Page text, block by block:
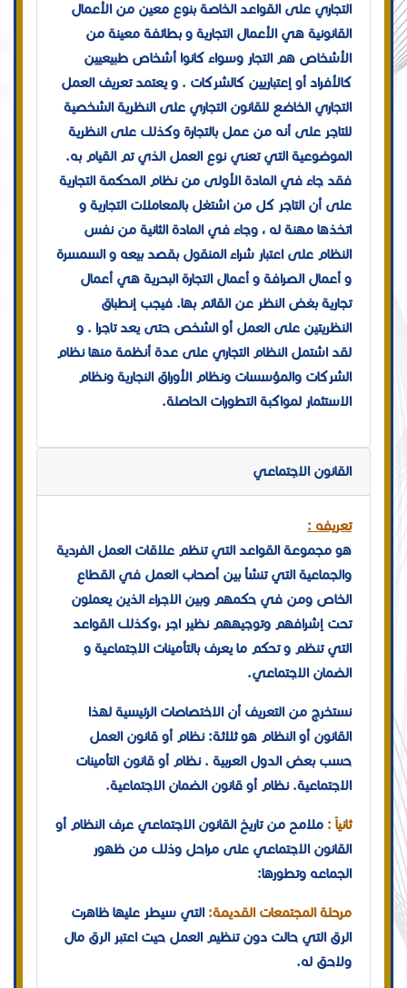
التجاري على القواعد الخاصة بنوع معين من الأعمال
القانونية هي الأعمال التجارية و بطائفة معينة من
الأشخاص هم التجار وسواء كانوا أشخاص طبيعيين
كالأفراد أو إعتباريين كالشركات . و يعتمد تعريف العمل
التجاري الخاضع للقانون التجاري على النظرية الشخصية
للتاجر على أنه من عمل بالتجارة وكذلك على النظرية
الموضوعية التي تعني نوع العمل الذي تم القيام به.
فقد جاء في المادة الأولى من نظام المحكمة التجارية
على أن التاجر كل من اشتغل بالمعاملات التجارية و
اتخذها مهنة له ، وجاء في المادة الثانية من نفس
النظام على اعتبار شراء المنقول بقصد بيعه و السمسرة
و أعمال الصرافة و أعمال التجارة البحرية هي أعمال
تجارية بغض النظر عن القائم بها. فيجب إنطباق
النظريتين على العمل أو الشخص حتى يعد تاجرا . و
لقد اشتمل النظام التجاري على عدة أنظمة منها نظام
الشركات والمؤسسات ونظام الأوراق النجارية ونظام
الاستثمار لمواكبة التطورات الحاصلة.
القانون الاجتماعي
تعريفه :
هو مجموعة القواعد التي تنظم علاقات العمل الفردية
والجماعية التي تنشأ بين أصحاب العمل في القطاع
الخاص ومن في حكمهم وبين الاجراء الذين يعملون
تحت إشرافهم وتوجيههم نظير اجر ،وكذلك القواعد
التي تنظم و تحكم ما يعرف بالتأمينات الاجتماعية و
الضمان الاجتماعي.
نستخرج من التعريف أن الاختصاصات الرئيسية لهذا
القانون أو النظام هو ثلاثة: نظام أو قانون العمل
حسب بعض الدول العربية . نظام أو قانون التأمينات
الاجتماعية. نظام أو قانون الضمان الاجتماعية.
ثانياً : ملامح من تاريخ القانون الاجتماعي عرف النظام أو
القانون الاجتماعي على مراحل وذلك من ظهور
الجماعه وتطورها:
مرحلة المجتمعات القديمة: التي سيطر عليها ظاهرت
الرق التي حالت دون تنظيم العمل حيت اعتبر الرق مال
ولاحق له.